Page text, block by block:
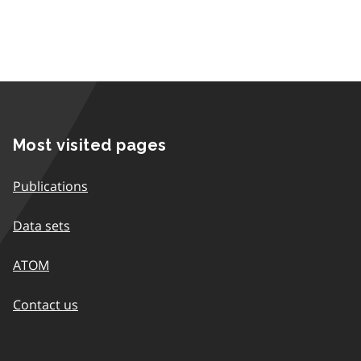
Most visited pages
Publications
Data sets
ATOM
Contact us